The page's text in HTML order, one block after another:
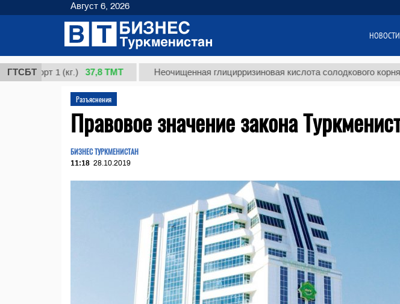
ГТСБТ1 (кг.) 37,8 ТМТ Неочищенная глицирризиновая кислота солодкового корня
Разъяснения
Правовое значение закона
БИЗНЕС ТУРКМЕНИСТАН
11:18 28.10.2019
Август 6, 2026
НОВОСТИ